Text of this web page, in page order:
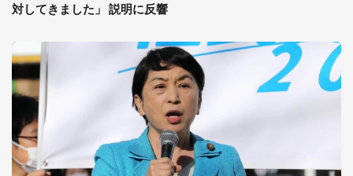
対してきました」 説明に反響